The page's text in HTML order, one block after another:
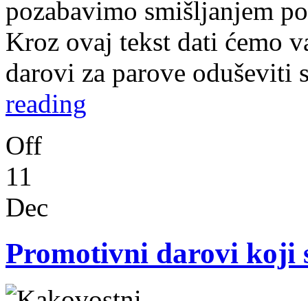
pozabavimo smišljanjem
Kroz ovaj tekst dati ćemo
darovi za parove oduševiti
reading
Off
11
Dec
Promotivni darovi koji